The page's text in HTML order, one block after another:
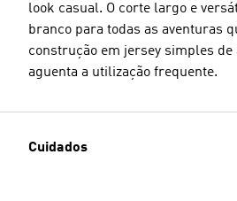
look casual. O corte largo e
branco para todas as aventuras
construção em jersey simples de
aguenta a utilização frequente.
Cuidados